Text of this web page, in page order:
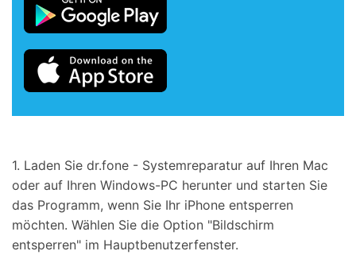
1. Laden Sie dr.fone - Systemreparatur auf Ihren Mac
oder auf Ihren Windows-PC herunter und starten Sie
das Programm, wenn Sie Ihr iPhone entsperren
möchten. Wählen Sie die Option "Bildschirm
entsperren" im Hauptbenutzerfenster.